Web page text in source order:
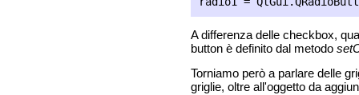
A differenza delle checkbox,
button è definito dal metodo
Torniamo però a parlare delle
griglie, oltre all'oggetto da